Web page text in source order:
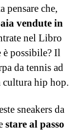
pensare che,
vendute in
nel Libro
è possibile? Il
da tennis ad
hip hop.
sneakers da
stare al passo